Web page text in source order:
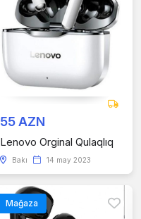
55 AZN
Lenovo Orginal Qulaqlıq
Bakı 14 may 2023
Mağaza